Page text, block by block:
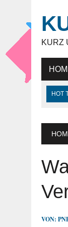
KURZ
HOT
JULI
MAI
VON: